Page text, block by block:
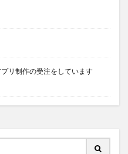
リ制作の受注をしています